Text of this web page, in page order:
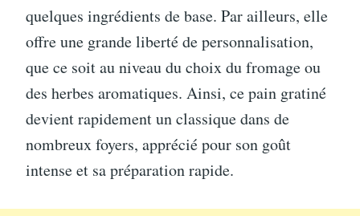
quelques ingrédients de base. Par ailleurs, elle
offre une grande liberté de personnalisation,
que ce soit au niveau du choix du fromage ou
des herbes aromatiques. Ainsi, ce pain gratiné
devient rapidement un classique dans de
nombreux foyers, apprécié pour son goût
intense et sa préparation rapide.